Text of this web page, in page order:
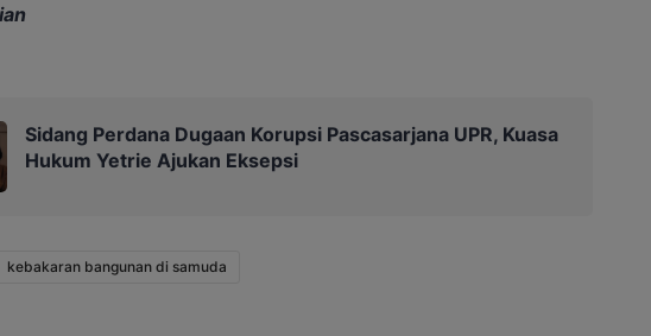
Sidang Perdana Dugaan Korupsi Pascasarjana UPR, Kuasa
Hukum Yetrie Ajukan Eksepsi
kebakaran bangunan di samuda